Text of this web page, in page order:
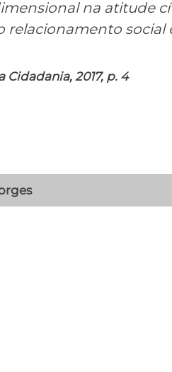
na atitude
social
2017, p. 4